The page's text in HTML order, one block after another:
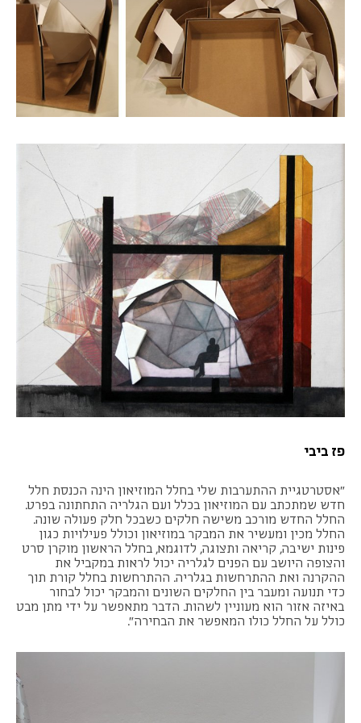
פז ביבי
"אסטרטגיית ההתערבות שלי בחלל המוזיאון הינה הכנסת חלל
חדש שמתכתב עם המוזיאון בכלל ועם הגלריה התחתונה בפרט.
החלל החדש מורכב משישה חלקים כשבכל חלק פעולה שונה.
החלל מכין ומעשיר את המבקר במוזיאון וכולל פעילויות כגון
פינות ישיבה, קריאה ותצוגה, לדוגמא, בחלל הראשון מוקרן סרט
והצופה היושב עם הפנים לגלריה יכול לראות במקביל את
ההקרנה ואת ההתרחשות בגלריה. ההתרחשות בחלל קורת תוך
כדי תנועה ומעבר בין החלקים השונים והמבקר יכול לבחור
באיזה אזור הוא מעוניין לשהות. הדבר מתאפשר על ידי מתן מבט
כולל על החלל כולו המאפשר את הבחירה".